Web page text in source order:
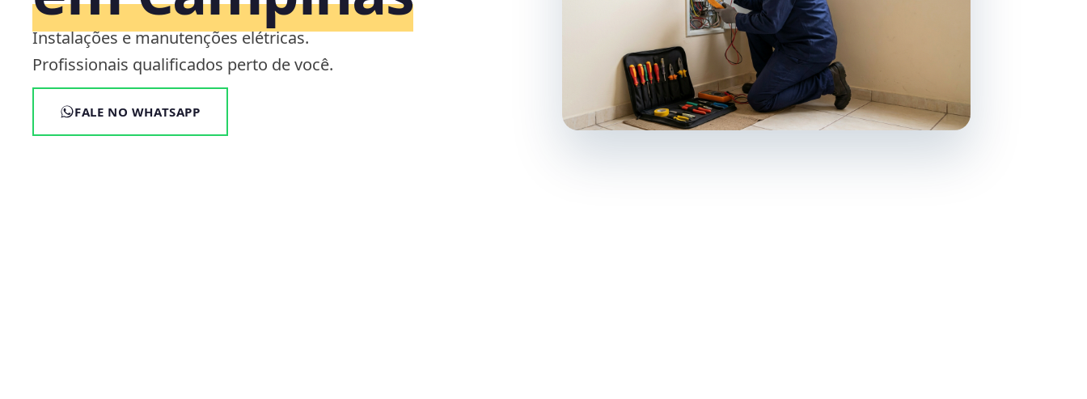
Instalações e manutenções elétricas.
Profissionais qualificados perto de você.
FALE NO WHATSAPP